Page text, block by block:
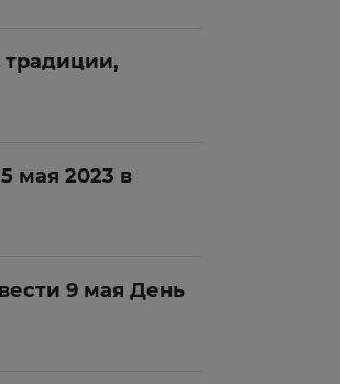
традиции,
мая 2023 в
9 мая День